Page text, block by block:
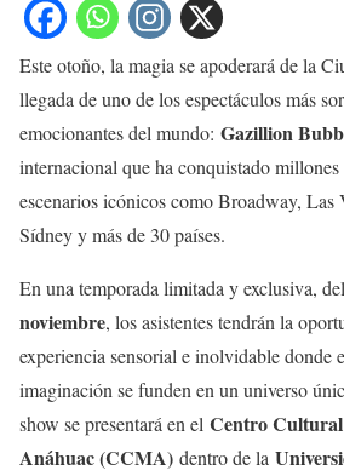
Este otoño, la magia se apoderará de la
llegada de uno de los espectáculos más
emocionantes del mundo: Gazillion
internacional que ha conquistado millones
escenarios icónicos como Broadway, Las
Sídney y más de 30 países.
En una temporada limitada y exclusiva, del
noviembre, los asistentes tendrán la
experiencia sensorial e inolvidable donde
imaginación se funden en un universo
show se presentará en el Centro
Anáhuac (CCMA) dentro de la